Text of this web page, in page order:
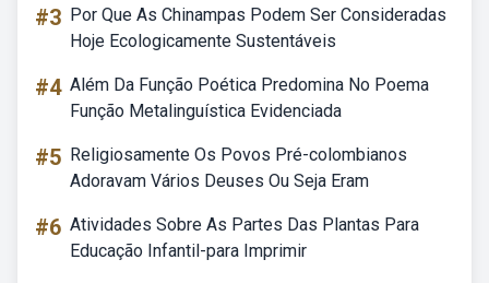
#3 Por Que As Chinampas Podem Ser Consideradas
Hoje Ecologicamente Sustentáveis
#4 Além Da Função Poética Predomina No Poema
Função Metalinguística Evidenciada
#5 Religiosamente Os Povos Pré-colombianos
Adoravam Vários Deuses Ou Seja Eram
#6 Atividades Sobre As Partes Das Plantas Para
Educação Infantil-para Imprimir